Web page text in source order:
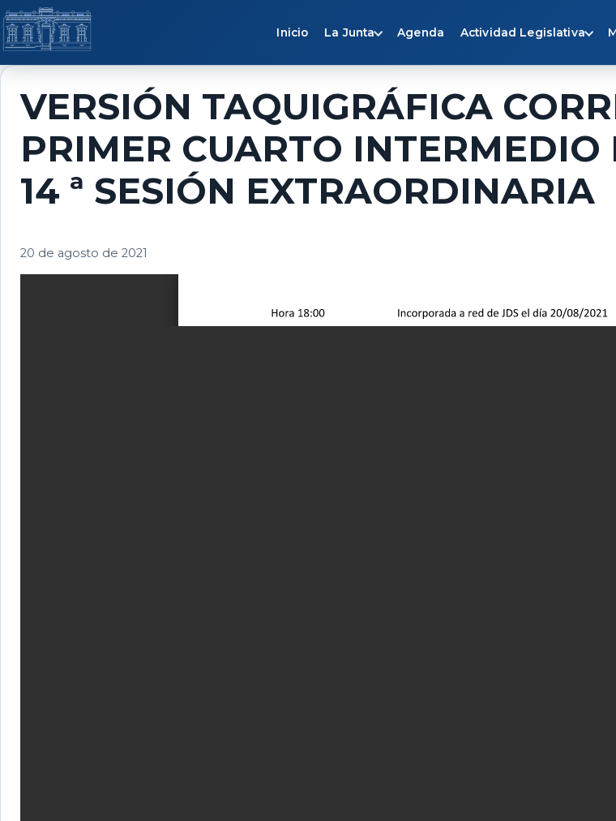
Saltar al contenido
Inicio La Junta Agenda Actividad Legislativa
VERSIÓN TAQUIGRÁFICA
PRIMER CUARTO INTERMEDIO
14 ª SESIÓN EXTRAORDINARIA
20 de agosto de 2021